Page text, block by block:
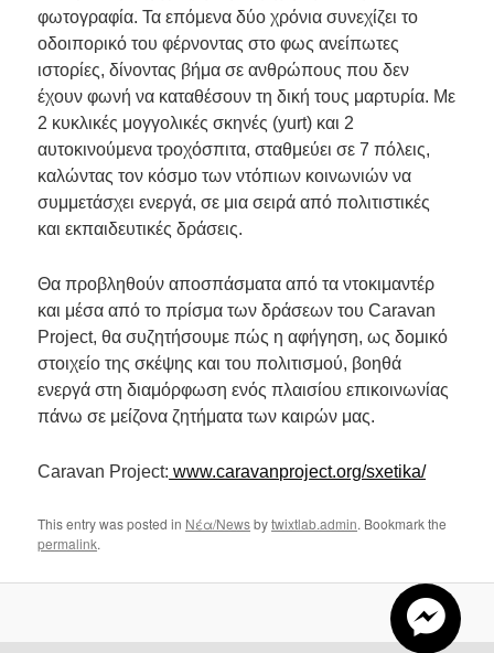
φωτογραφία. Τα επόμενα δύο χρόνια συνεχίζει το
οδοιπορικό του φέρνοντας στο φως ανείπωτες
ιστορίες, δίνοντας βήμα σε ανθρώπους που δεν
έχουν φωνή να καταθέσουν τη δική τους μαρτυρία. Με
2 κυκλικές μογγολικές σκηνές (yurt) και 2
αυτοκινούμενα τροχόσπιτα, σταθμεύει σε 7 πόλεις,
καλώντας τον κόσμο των ντόπιων κοινωνιών να
συμμετάσχει ενεργά, σε μια σειρά από πολιτιστικές
και εκπαιδευτικές δράσεις.
Θα προβληθούν αποσπάσματα από τα ντοκιμαντέρ
και μέσα από το πρίσμα των δράσεων του Caravan
Project, θα συζητήσουμε πώς η αφήγηση, ως δομικό
στοιχείο της σκέψης και του πολιτισμού, βοηθά
ενεργά στη διαμόρφωση ενός πλαισίου επικοινωνίας
πάνω σε μείζονα ζητήματα των καιρών μας.
Caravan Project: www.caravanproject.org/sxetika/
This entry was posted in Νέα/Newsbytwixtlab.admin. Bookmark the
permalink.